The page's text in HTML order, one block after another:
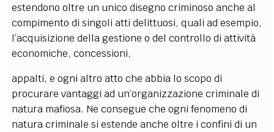
estendono oltre un unico disegno criminoso anche al
compimento di singoli atti delittuosi, quali ad esempio,
l’acquisizione della gestione o del controllo di attività
economiche, concessioni,
appalti, e ogni altro atto che abbia lo scopo di
procurare vantaggi ad un’organizzazione criminale di
natura mafiosa. Ne consegue che ogni fenomeno di
natura criminale si estende anche oltre i confini di un